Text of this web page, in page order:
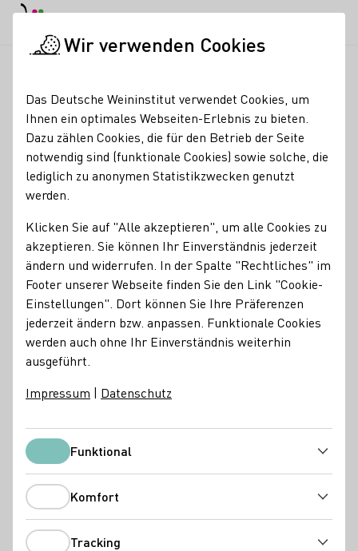
PURA VIDA GbR
Leichtigkeit, Genuss und Optimismus – dafür steht PURA
VIDA. Ein Sauvignon Blanc, eine Weiß- und eine
Trinkfluss gepaart mit aufregendem Design. Natürlich
echtes Handwerk und vegan!
Perlwein / Secco Vegan Wein Roséwein
Mitgliedschaften
Rheinhessenwein e.V.
Online Versand ab Hof
Besondere Angebote
Gruppenbesuche
Kontakt
Wir verwenden Cookies
Das Deutsche Weininstitut verwendet Cookies, um
Ihnen ein optimales Webseiten-Erlebnis zu bieten.
Dazu zählen Cookies, die für den Betrieb der Seite
notwendig sind (funktionale Cookies) sowie solche, die
lediglich zu anonymen Statistikzwecken genutzt
werden.
Klicken Sie auf "Alle akzeptieren", um alle Cookies zu
akzeptieren. Sie können Ihr Einverständnis jederzeit
ändern und widerrufen. In der Spalte "Rechtliches" im
Footer unserer Webseite finden Sie den Link "Cookie-
Einstellungen". Dort können Sie Ihre Präferenzen
jederzeit ändern bzw. anpassen. Funktionale Cookies
werden auch ohne Ihr Einverständnis weiterhin
ausgeführt.
Impressum | Datenschutz
FunktionalFunktional
Komfort
Tracking